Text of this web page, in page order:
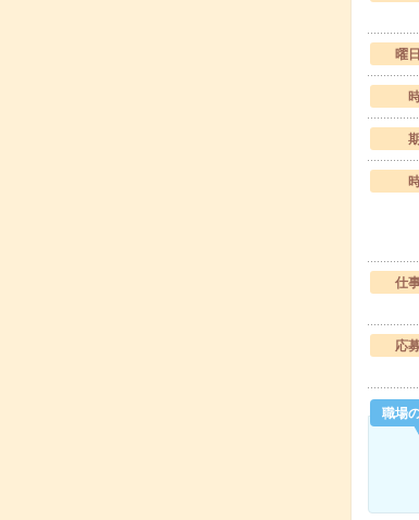
曜
仕
応
職場